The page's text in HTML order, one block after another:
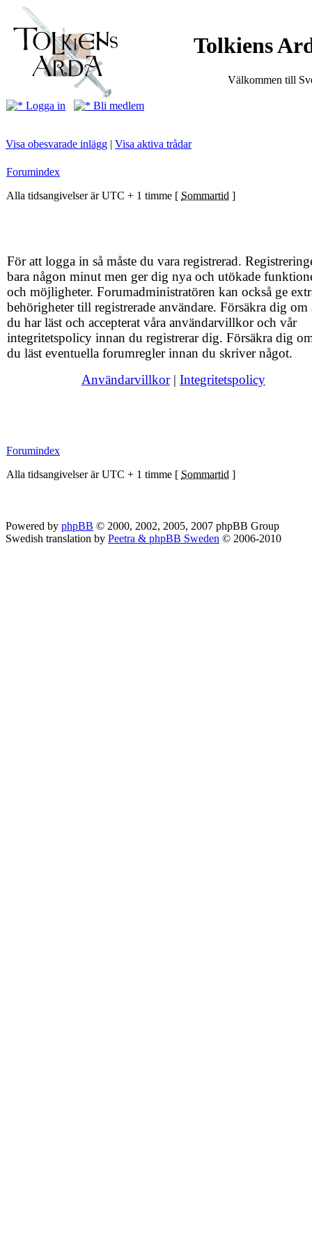
Tolkiens
Välkommen till
Logga in Bli medlem
Visa obesvarade inlägg | Visa aktiva trådar
Forumindex
Alla tidsangivelser är UTC + 1 timme [ Sommartid ]
För att logga in så måste du vara registrerad.
bara någon minut men ger dig nya och utökade
och möjligheter. Forumadministratören kan också ge
behörigheter till registrerade användare. Försäkra dig om
du har läst och accepterat våra användarvillkor och vår
integritetspolicy innan du registrerar dig. Försäkra dig
du läst eventuella forumregler innan du skriver något.
Användarvillkor| Integritetspolicy
Forumindex
Alla tidsangivelser är UTC + 1 timme [ Sommartid ]
Powered by phpBB © 2000, 2002, 2005, 2007 phpBB Group
Swedish translation by Peetra & phpBB Sweden © 2006-2010